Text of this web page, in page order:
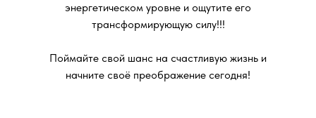
энергетическом уровне и ощутите его
трансформирующую силу!!!
Поймайте свой шанс на счастливую жизнь и
начните своё преображение сегодня!